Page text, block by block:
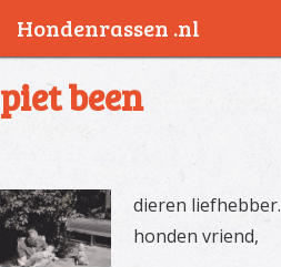
piet been
dieren liefhebber.
honden vriend,
Hondenrassen .nl